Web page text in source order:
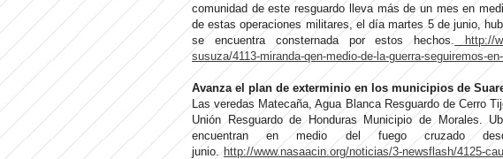
comunidad de este resguardo lleva más de un mes en
de estas operaciones militares, el día martes 5 de junio,
se encuentra consternada por estos hechos. http://
susuza/4113-miranda-qen-medio-de-la-guerra-seguiremos-
Avanza el plan de exterminio en los municipios de
Las veredas Matecaña, Agua Blanca Resguardo de Cerro
Unión Resguardo de Honduras Municipio de Morales.
encuentran en medio del fuego cruzado
junio. http://www.nasaacin.org/noticias/3-newsflash/4125-